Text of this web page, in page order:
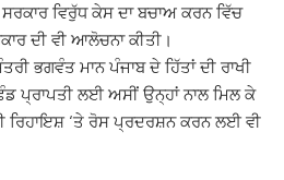
ਵਿਰੁੱਧ ਕੇਸ ਦਾ ਬਚਾਅ ਕਰਨ ਵਿੱਚ
ਦੀ ਵੀ ਆਲੋਚਨਾ ਕੀਤੀ।
ਭਗਵੰਤ ਮਾਨ ਪੰਜਾਬ ਦੇ ਹਿੱਤਾਂ ਦੀ ਰਾਖੀ
ਪ੍ਰਾਪਤੀ ਲਈ ਅਸੀਂ ਉਨ੍ਹਾਂ ਨਾਲ ਮਿਲ ਕੇ
ਰਿਹਾਇਸ਼ ‘ਤੇ ਰੋਸ ਪ੍ਰਦਰਸ਼ਨ ਕਰਨ ਲਈ ਵੀ